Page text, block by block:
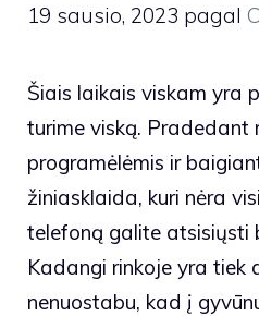
19 sausio, 2023 pagal
Šiais laikais viskam yra
turime viską.
programėlėmis ir
žiniasklaida, kuri nėra
telefoną galite atsisiųsti
Kadangi rinkoje yra tiek
nenuostabu, kad į